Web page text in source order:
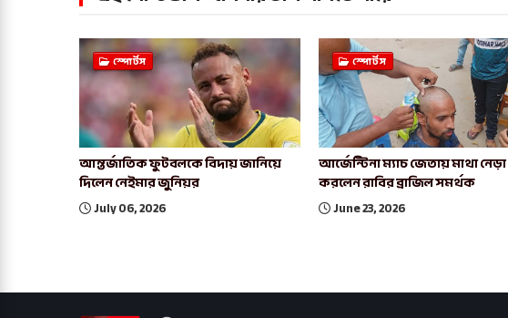
স্পোর্টস
আন্তর্জাতিক ফুটবলকে বিদায় জানিয়ে
দিলেন নেইমার জুনিয়র
July 06, 2026
স্পোর্টস
আর্জেন্টিনা ম্যাচ জেতায় মাথা নেড়া
করলেন রাবির ব্রাজিল সমর্থক
June 23, 2026